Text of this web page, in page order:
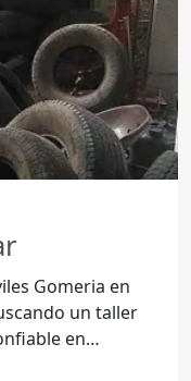
Gomeria en
en